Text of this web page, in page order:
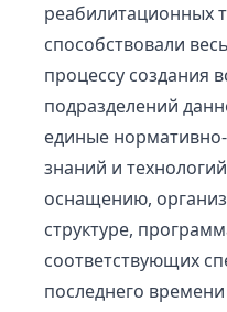
реабилитационных
способствовали
процессу создания
подразделений
единые
знаний и
оснащению,
структуре,
соответствующих
последнего